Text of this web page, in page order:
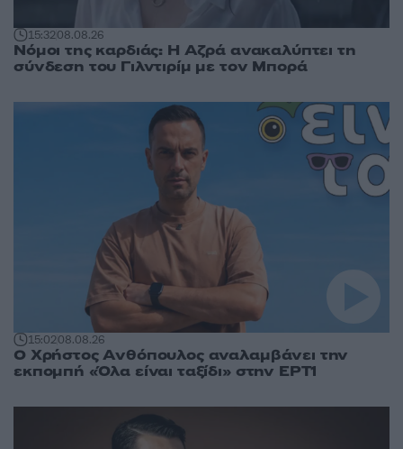
15:3208.08.26
Νόμοι της καρδιάς: Η Αζρά ανακαλύπτει τη
σύνδεση του Γιλντιρίμ με τον Μπορά
15:0208.08.26
Ο Χρήστος Ανθόπουλος αναλαμβάνει την
εκπομπή «Όλα είναι ταξίδι» στην ΕΡΤ1